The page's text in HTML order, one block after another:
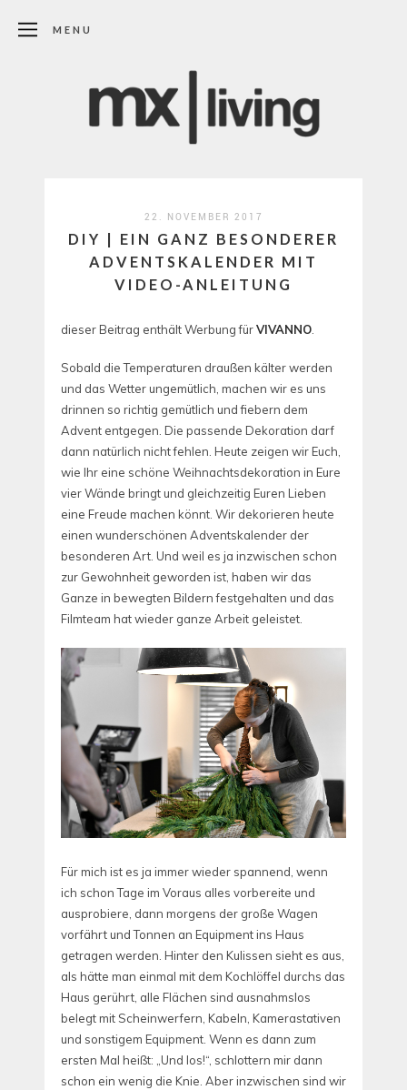
MENU
22. NOVEMBER 2017
DIY | EIN GANZ BESONDERER
ADVENTSKALENDER MIT
VIDEO-ANLEITUNG
dieser Beitrag enthält Werbung fürVIVANNO
Sobald die Temperaturen draußen kälter werden
und das Wetter ungemütlich, machen wir es uns
drinnen so richtig gemütlich und fiebern dem
Advent entgegen. Die passende Dekoration darf
dann natürlich nicht fehlen. Heute zeigen wir Euch,
wie Ihr eine schöne Weihnachtsdekoration in Eure
vier Wände bringt und gleichzeitig Euren Lieben
eine Freude machen könnt. Wir dekorieren heute
einen wunderschönen Adventskalender der
besonderen Art. Und weil es ja inzwischen schon
zur Gewohnheit geworden ist, haben wir das
Ganze in bewegten Bildern festgehalten und das
Filmteam hat wieder ganze Arbeit geleistet.
Für mich ist es ja immer wieder spannend, wenn
ich schon Tage im Voraus alles vorbereite und
ausprobiere, dann morgens der große Wagen
vorfährt und Tonnen an Equipment ins Haus
getragen werden. Hinter den Kulissen sieht es aus,
als hätte man einmal mit dem Kochlöffel durchs das
Haus gerührt, alle Flächen sind ausnahmslos
belegt mit Scheinwerfern, Kabeln, Kamerastativen
und sonstigem Equipment. Wenn es dann zum
ersten Mal heißt: „Und los!“, schlottern mir dann
schon ein wenig die Knie. Aber inzwischen sind wir